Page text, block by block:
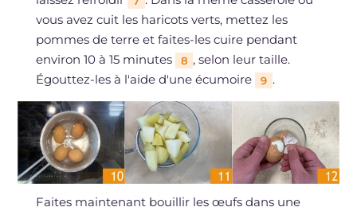
vous avez cuit les haricots verts, mettez les
pommes de terre et faites-les cuire pendant
environ 10 à 15 minutes
8 , selon leur taille.
Égouttez-les à l'aide d'une écumoire
9 .
Faites maintenant bouillir les œufs dans une